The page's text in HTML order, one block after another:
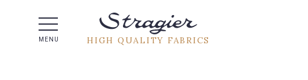
MENU HIGH QUALITY FABRICS